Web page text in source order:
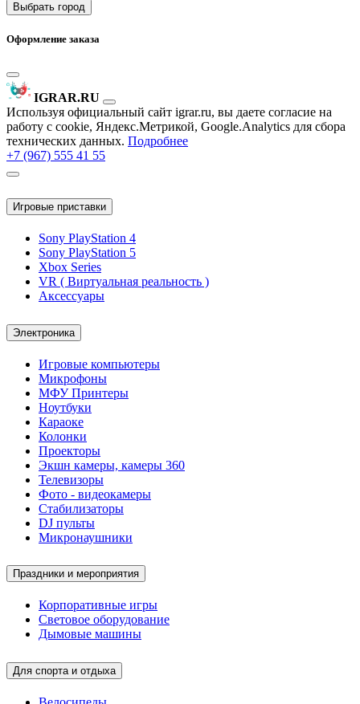
Выбрать город
Оформление заказа
IGRAR.RU
Используя официальный сайт igrar.ru, вы даете согласие на
работу с cookie, Яндекс.Метрикой, Google.Analytics для сбора
технических данных. Подробнее
+7 (967) 555 41 55
Игровые приставки
Sony PlayStation 4
Sony PlayStation 5
Xbox Series
VR ( Виртуальная реальность )
Аксессуары
Электроника
Игровые компьютеры
Микрофоны
МФУ Принтеры
Ноутбуки
Караоке
Колонки
Проекторы
Экшн камеры, камеры 360
Телевизоры
Фото - видеокамеры
Стабилизаторы
DJ пульты
Микронаушники
Праздники и мероприятия
Корпоративные игры
Световое оборудование
Дымовые машины
Для спорта и отдыха